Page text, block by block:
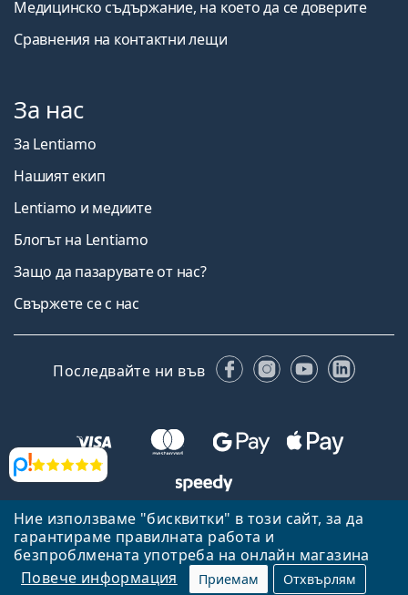
Ние използваме "бисквитки" в този сайт, за да
гарантираме правилната работа и
безпроблмената употреба на онлайн магазина
Повече информация
Приемам Отхвърлям
Прегледи
Медицинско съдържание, на което да се доверите
Сравнения на контактни лещи
За нас
За Lentiamo
Нашият екип
Lentiamo и медиите
Блогът на Lentiamo
Защо да пазарувате от нас?
Свържете се с нас
Последвайте ни във FacebookInstagram
YouTube
Назад към началната страница
Нагоре
Lentiamo.bg е собственост и се управлява от Lentiamo s.r.o.,
Република Чехия
Тук сме за вас в продължение на 18 години.